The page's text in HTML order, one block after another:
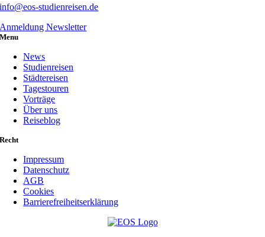
info@eos-studienreisen.de
Anmeldung Newsletter
Menu
News
Studienreisen
Städtereisen
Tagestouren
Vorträge
Über uns
Reiseblog
Recht
Impressum
Datenschutz
AGB
Cookies
Barrierefreiheitserklärung